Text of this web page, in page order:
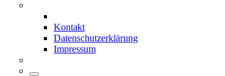
Kontakt
Datenschutzerklärung
Impressum